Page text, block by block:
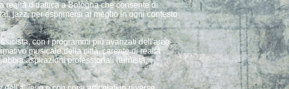
realtà didattica a Bologna che consente di
jazz, per esprimersi al meglio in ogni contesto
con i programmi più avanzati dell'area
musicale della città, carente di realtà
aspirazioni professionali (turnista,